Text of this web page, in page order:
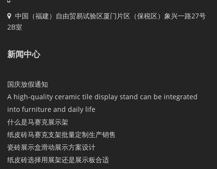
中国（福建）自由贸易试验区厦门片区（保税区）象兴一路27号
2B室
新闻中心
国庆放假通知
A high-quality ceramic tile display stand can be integrated
into furniture and daily life
什么是马赛克展示架
纸皮砖马赛克支架批量定制生产销售
瓷砖展示盒滑动展示方案设计
纸皮砖选择用展架还是展示板合适